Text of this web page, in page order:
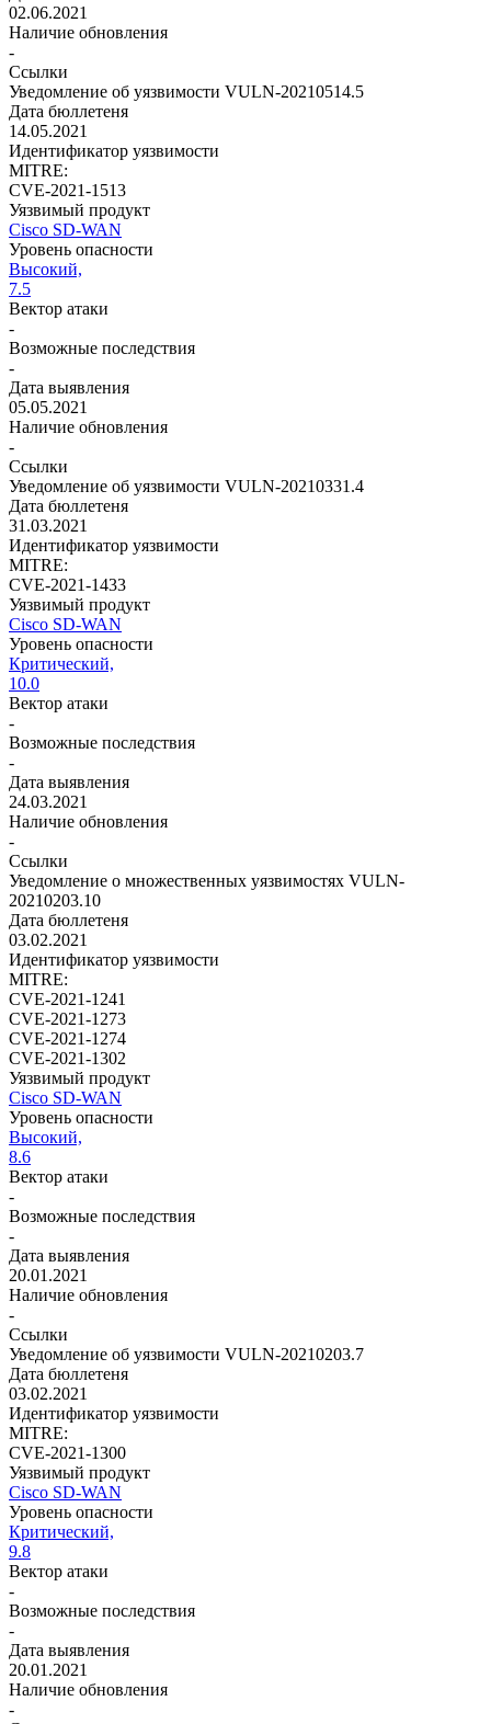
02.06.2021
Наличие обновления
-
Ссылки
Уведомление об уязвимости VULN-20210514.5
Дата бюллетеня
14.05.2021
Идентификатор уязвимости
MITRE:
CVE-2021-1513
Уязвимый продукт
Cisco SD-WAN
Уровень опасности
Высокий,
7.5
Вектор атаки
-
Возможные последствия
-
Дата выявления
05.05.2021
Наличие обновления
-
Ссылки
Уведомление об уязвимости VULN-20210331.4
Дата бюллетеня
31.03.2021
Идентификатор уязвимости
MITRE:
CVE-2021-1433
Уязвимый продукт
Cisco SD-WAN
Уровень опасности
Критический,
10.0
Вектор атаки
-
Возможные последствия
-
Дата выявления
24.03.2021
Наличие обновления
-
Ссылки
Уведомление о множественных уязвимостях VULN-
20210203.10
Дата бюллетеня
03.02.2021
Идентификатор уязвимости
MITRE:
CVE-2021-1241
CVE-2021-1273
CVE-2021-1274
CVE-2021-1302
Уязвимый продукт
Cisco SD-WAN
Уровень опасности
Высокий,
8.6
Вектор атаки
-
Возможные последствия
-
Дата выявления
20.01.2021
Наличие обновления
-
Ссылки
Уведомление об уязвимости VULN-20210203.7
Дата бюллетеня
03.02.2021
Идентификатор уязвимости
MITRE:
CVE-2021-1300
Уязвимый продукт
Cisco SD-WAN
Уровень опасности
Критический,
9.8
Вектор атаки
-
Возможные последствия
-
Дата выявления
20.01.2021
Наличие обновления
-